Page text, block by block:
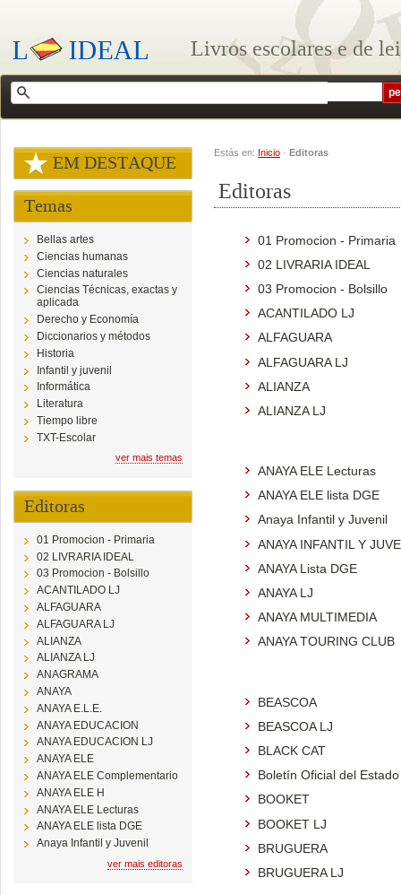
Livros escolares e de
EM DESTAQUE
Temas
Bellas artes
Ciencias humanas
Ciencias naturales
Ciencias Técnicas, exactas y
aplicada
Derecho y Economía
Diccionarios y métodos
Historia
Infantil y juvenil
Informática
Literatura
Tiempo libre
TXT-Escolar
ver mais temas
Editoras
01 Promocion - Primaria
02 LIVRARIA IDEAL
03 Promocion - Bolsillo
ACANTILADO LJ
ALFAGUARA
ALFAGUARA LJ
ALIANZA
ALIANZA LJ
ANAGRAMA
ANAYA
ANAYA E.L.E.
ANAYA EDUCACION
ANAYA EDUCACION LJ
ANAYA ELE
ANAYA ELE Complementario
ANAYA ELE H
ANAYA ELE Lecturas
ANAYA ELE lista DGE
Anaya Infantil y Juvenil
ver mais editoras
Estás en: Inicio · Editoras
Editoras
01 Promocion - Primaria
02 LIVRARIA IDEAL
03 Promocion - Bolsillo
ACANTILADO LJ
ALFAGUARA
ALFAGUARA LJ
ALIANZA
ALIANZA LJ
ANAYA ELE Lecturas
ANAYA ELE lista DGE
Anaya Infantil y Juvenil
ANAYA INFANTIL Y
ANAYA Lista DGE
ANAYA LJ
ANAYA MULTIMEDIA
ANAYA TOURING CLUB
BEASCOA
BEASCOA LJ
BLACK CAT
Boletín Oficial del Estado
BOOKET
BOOKET LJ
BRUGUERA
BRUGUERA LJ